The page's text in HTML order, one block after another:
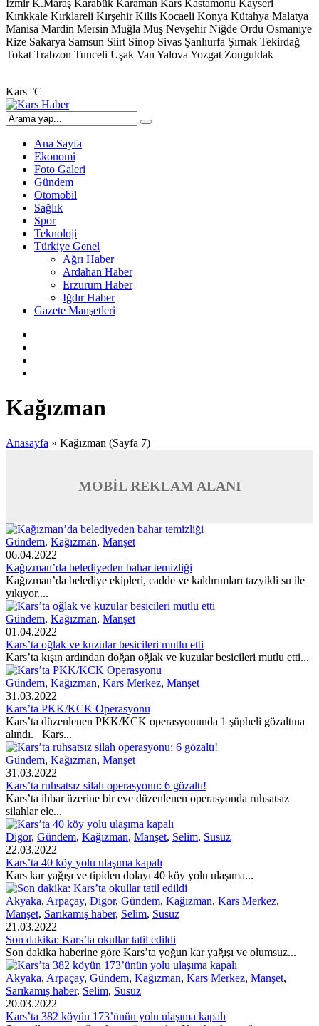
İzmir K.Maraş Karabük Karaman Kars Kastamonu Kayseri
Kırıkkale Kırklareli Kırşehir Kilis Kocaeli Konya Kütahya Malatya
Manisa Mardin Mersin Muğla Muş Nevşehir Niğde Ordu Osmaniye
Rize Sakarya Samsun Siirt Sinop Sivas Şanlıurfa Şırnak Tekirdağ
Tokat Trabzon Tunceli Uşak Van Yalova Yozgat Zonguldak
Kars °C
Ana Sayfa
Ekonomi
Foto Galeri
Gündem
Otomobil
Sağlık
Spor
Teknoloji
Türkiye Genel
Ağrı Haber
Ardahan Haber
Erzurum Haber
Iğdır Haber
Gazete Manşetleri
Kağızman
Anasayfa » Kağızman (Sayfa 7)
MOBİL REKLAM ALANI
Gündem, Kağızman, Manşet
06.04.2022
Kağızman’da belediyeden bahar temizliği
Kağızman’da belediye ekipleri, cadde ve kaldırımları tazyikli su ile
yıkıyor....
Gündem, Kağızman, Manşet
01.04.2022
Kars’ta oğlak ve kuzular besicileri mutlu etti
Kars’ta kışın ardından doğan oğlak ve kuzular besicileri mutlu etti...
Gündem, Kağızman, Kars Merkez, Manşet
31.03.2022
Kars’ta PKK/KCK Operasyonu
Kars’ta düzenlenen PKK/KCK operasyonunda 1 şüpheli gözaltına
alındı. Kars...
Gündem, Kağızman, Manşet
31.03.2022
Kars’ta ruhsatsız silah operasyonu: 6 gözaltı!
Kars’ta ihbar üzerine bir eve düzenlenen operasyonda ruhsatsız
silahlar ele...
Digor, Gündem, Kağızman, Manşet, Selim, Susuz
22.03.2022
Kars’ta 40 köy yolu ulaşıma kapalı
Kars kar yağışı ve tipiden dolayı 40 köy yolu ulaşıma...
Akyaka, Arpaçay, Digor, Gündem, Kağızman, Kars Merkez,
Manşet, Sarıkamış haber, Selim, Susuz
21.03.2022
Son dakika: Kars’ta okullar tatil edildi
Son dakika haberine göre Kars’ta yoğun kar yağışı ve olumsuz...
Akyaka, Arpaçay, Gündem, Kağızman, Kars Merkez, Manşet,
Sarıkamış haber, Selim, Susuz
20.03.2022
Kars’ta 382 köyün 173’ünün yolu ulaşıma kapalı